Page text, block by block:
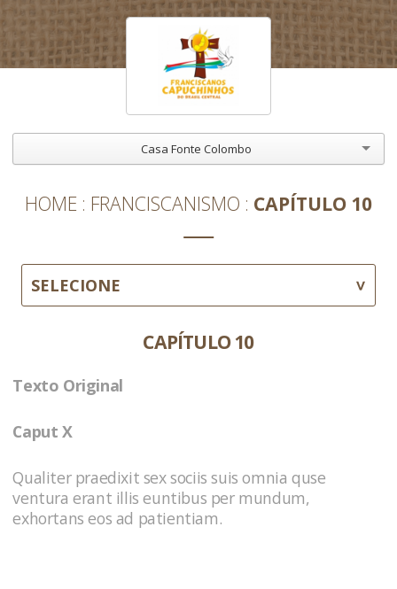
Casa Fonte Colombo
HOME FRANCISCANISMO CAPÍTULO 10
SELECIONE
CAPÍTULO 10
Texto Original
Caput X
Qualiter praedixit sex sociis suis omnia quse
ventura erant illis euntibus per mundum,
exhortans eos ad patientiam.